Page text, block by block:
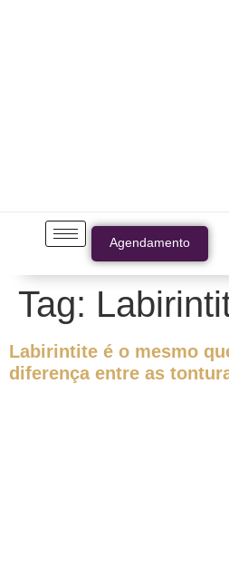
Agendamento
Tag:
Labirintite é o mesmo
diferença entre as